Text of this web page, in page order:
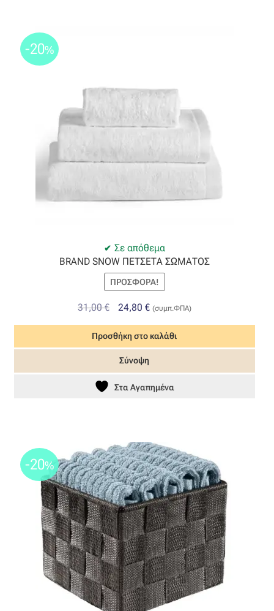
Σε απόθεμα
-20%
BRAND SNOW ΠΕΤΣΕΤΑ ΣΩΜΑΤΟΣ
ΠΡΟΣΦΟΡΆ!
31,00€
Original
was:
31,00 €.
24,80 €Η
τιμή
είναι:
(συμπ.ΦΠΑ)
Προσθήκη στο καλάθι
Σύνοψη
Στα Αγαπημένα
-20%